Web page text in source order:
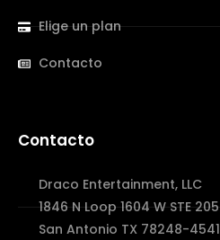
Elige un plan
Contacto
Contacto
Draco Entertainment, LLC
1846 N Loop 1604 W STE 205
San Antonio TX 78248-4541